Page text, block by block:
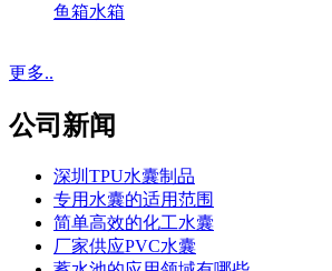
鱼箱水箱
更多..
公司新闻
深圳TPU水囊制品
专用水囊的适用范围
简单高效的化工水囊
厂家供应PVC水囊